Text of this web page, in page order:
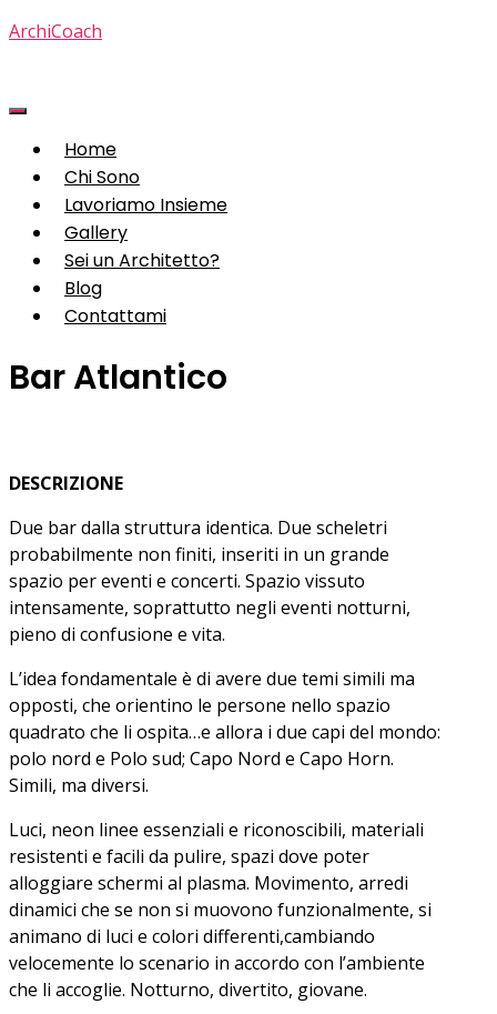
ArchiCoach
Home
Chi Sono
Lavoriamo Insieme
Gallery
Sei un Architetto?
Blog
Contattami
Bar Atlantico
DESCRIZIONE
Due bar dalla struttura identica. Due scheletri
probabilmente non finiti, inseriti in un grande
spazio per eventi e concerti. Spazio vissuto
intensamente, soprattutto negli eventi notturni,
pieno di confusione e vita.
L’idea fondamentale è di avere due temi simili ma
opposti, che orientino le persone nello spazio
quadrato che li ospita…e allora i due capi del mondo:
polo nord e Polo sud; Capo Nord e Capo Horn.
Simili, ma diversi.
Luci, neon linee essenziali e riconoscibili, materiali
resistenti e facili da pulire, spazi dove poter
alloggiare schermi al plasma. Movimento, arredi
dinamici che se non si muovono funzionalmente, si
animano di luci e colori differenti,cambiando
velocemente lo scenario in accordo con l’ambiente
che li accoglie. Notturno, divertito, giovane.